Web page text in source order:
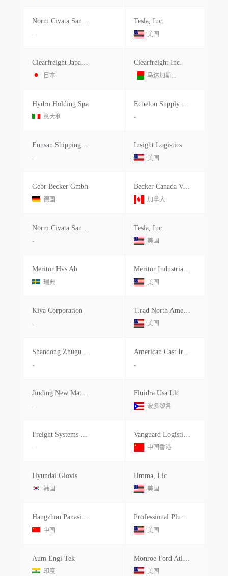
Norm Civata Sanayi Ve Ticaret A.s.
-
Tesla, Inc.
美国
Clearfreight Japan Corporation
日本
Clearfreight Inc.
马达加斯...
Hydro Holding Spa
意大利
Echelon Supply And Services Inc
-
Eunsan Shipping & Aircargo
-
Insight Logistics
美国
Gebr Becker Gmbh
德国
Becker Canada Vacuum Technology
加拿大
Norm Civata Sanayi Ve Ticaret A.s.
-
Tesla, Inc.
美国
Meritor Hvs Ab
瑞典
Meritor Industrial Products, Llc
美国
Kiya Corporation
-
T.rad North America, Inc.
美国
Shandong Zhuguan New Materials
-
American Cast Iron Pipe
-
Jiuding New Material
-
Fluidra Usa Llc
波多黎各
Freight Systems India Pvt Ltd
-
Vanguard Logistics Services
中国香港
Hyundai Glovis
韩国
Hmma, Llc
美国
Hangzhou Panasia Sanitary Ware
中国
Professional Plumbing Group
美国
Aum Engi Tek
印度
Monroe Ford Atlantic Llc
美国